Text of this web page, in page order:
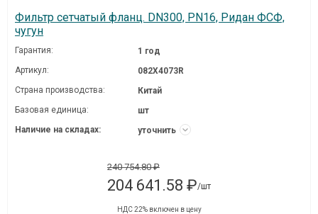
Фильтр сетчатый фланц. DN300, PN16, Ридан ФСФ,
чугун
Гарантия:
1 год
Артикул:
082X4073R
Страна производства:
Китай
Базовая единица:
шт
Наличие на складах:
уточнить
240 754.80 ₽
204 641.58 ₽/шт
НДС 22% включен в цену